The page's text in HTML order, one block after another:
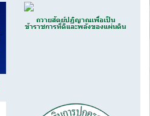
ถวายสัตย์ปฏิญาณเพื่อเป็น
ข้าราชการที่ดีและพลังของแผ่นดิน